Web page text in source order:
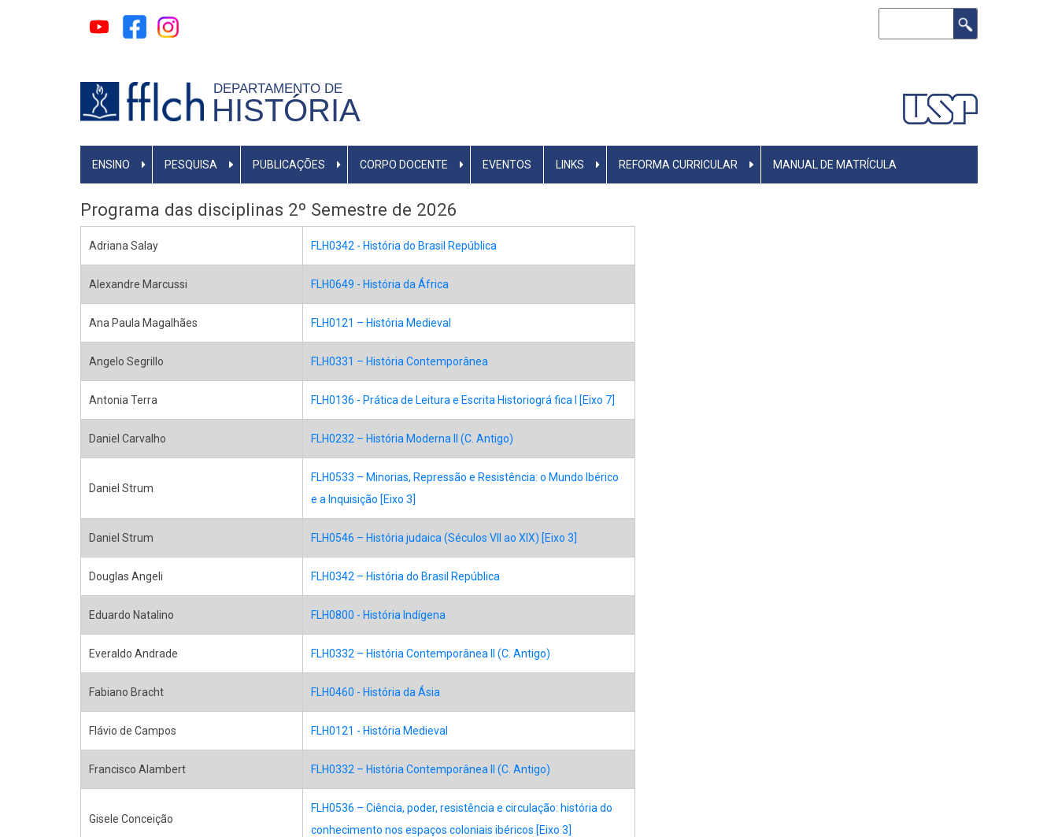
DEPARTAMENTO DE
HISTÓRIA
MAIN
ENSINO PESQUISA PUBLICAÇÕES CORPO DOCENTE EVENTOS LINKS REFORMA CURRICULAR MANUAL DE MATRÍCULA
Programa das disciplinas 2º Semestre de 2026
Adriana Salay FLH0342 - História do Brasil República
Alexandre Marcussi FLH0649 - História da África
Ana Paula Magalhães FLH0121 – História Medieval
Angelo Segrillo FLH0331 – História Contemporânea
Antonia Terra FLH0136 - Prática de Leitura e Escrita Historiográ fica I [Eixo 7]
Daniel Carvalho FLH0232 – História Moderna II (C. Antigo)
Daniel Strum
FLH0533 – Minorias, Repressão e Resistência: o Mundo Ibérico
e a Inquisição [Eixo 3]
Daniel Strum FLH0546 – História judaica (Séculos VII ao XIX) [Eixo 3]
Douglas Angeli FLH0342 – História do Brasil República
Eduardo Natalino FLH0800 - História Indígena
Everaldo Andrade FLH0332 – História Contemporânea II (C. Antigo)
Fabiano Bracht FLH0460 - História da Ásia
Flávio de Campos FLH0121 - História Medieval
Francisco Alambert FLH0332 – História Contemporânea II (C. Antigo)
Gisele Conceição
FLH0536 – Ciência, poder, resistência e circulação: história do
conhecimento nos espaços coloniais ibéricos [Eixo 3]